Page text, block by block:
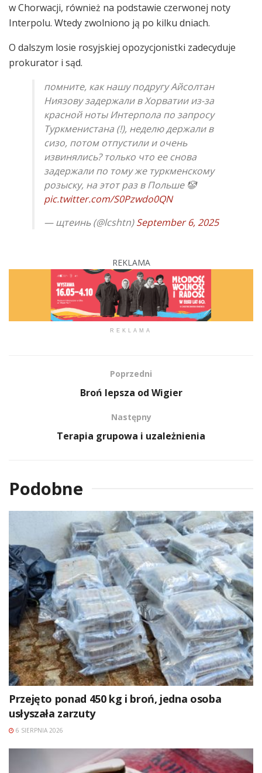
w Chorwacji, również na podstawie czerwonej noty
Interpolu. Wtedy zwolniono ją po kilku dniach.
O dalszym losie rosyjskiej opozycjonistki zadecyduje
prokurator i sąd.
помните, как нашу подругу Айсолтан
Ниязову задержали в Хорватии из-за
красной ноты Интерпола по запросу
Туркменистана (!), неделю держали в
сизо, потом отпустили и очень
извинялись? только что ее снова
задержали по тому же туркменскому
розыску, на этот раз в Польше 🤡
pic.twitter.com/S0Pzwdo0QN
— щтеинь (@lcshtn)September 6, 2025
REKLAMA
REKLAMA
Poprzedni
Broń lepsza od Wigier
Następny
Terapia grupowa i uzależnienia
Podobne
Przejęto ponad 450 kg i broń, jedna osoba
usłyszała zarzuty
6 SIERPNIA 2026